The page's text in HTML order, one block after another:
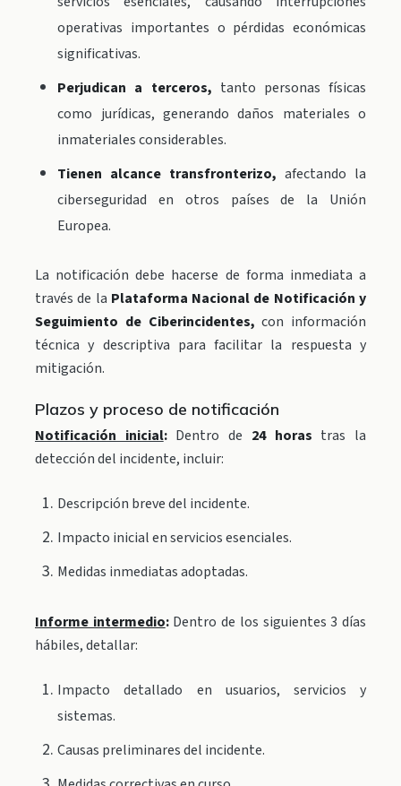
operativas importantes o pérdidas económicas
significativas.
Perjudican a terceros, tanto personas físicas
como jurídicas, generando daños materiales o
inmateriales considerables.
Tienen alcance transfronterizo,afectando la
ciberseguridad en otros países de la Unión
Europea.
La notificación debe hacerse de forma inmediata a
través de la Plataforma Nacional de Notificación y
Seguimiento de Ciberincidentes, con información
técnica y descriptiva para facilitar la respuesta y
mitigación.
Plazos y proceso de notificación
Notificación inicial:Dentro de 24 horas tras la
detección del incidente, incluir:
Descripción breve del incidente.
Impacto inicial en servicios esenciales.
Medidas inmediatas adoptadas.
Informe intermedio: Dentro de los siguientes 3 días
hábiles, detallar:
Impacto detallado en usuarios, servicios y
sistemas.
Causas preliminares del incidente.